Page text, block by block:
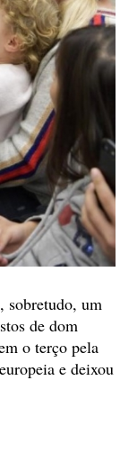
sobretudo, um
de dom
o terço pela
e deixou